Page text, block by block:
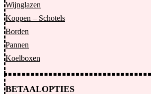
Wijnglazen
Koppen – Schotels
Borden
Pannen
Koelboxen
BETAALOPTIES